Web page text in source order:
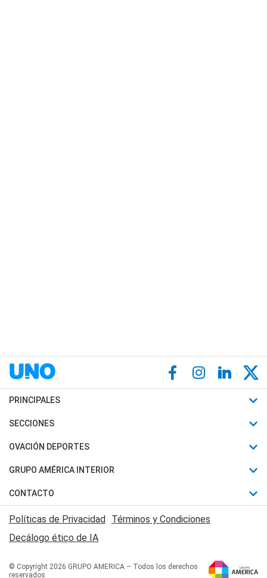
PRINCIPALES
Últimas Noticias
Política
Judiciales
Economia
SECCIONES
Horóscopo
Motores
Trucos caseros
Series y Películas
Edictos y Solicitadas
OVACIÓN DEPORTES
Fútbol
Mundial
Automovilismo
Rugby
Básquet
GRUPO AMÉRICA INTERIOR
Canal 7 en Vivo
San Juan 8
CONTACTO
Acerca de Nosotros
Contactanos
Políticas de Privacidad Términos y Condiciones
Decálogo ético de IA
© Copyright 2026 GRUPO AMERICA – Todos los derechos
reservados